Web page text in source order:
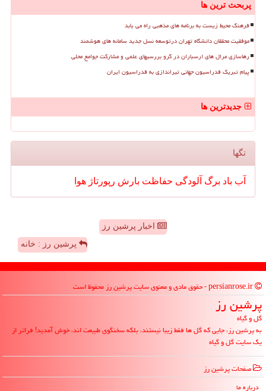
پربحث ترین ها
فرهنگ محیط زیست به برنامه های مذهبی راه می یابد
موفقیت محققان دانشگاه تهران درتوسعه نسل جدید سامانه های هوشمند
رهاسازی مرال های ارسباران در گرو بررسیهای علمی و مشارکت جوامع محلی
پیام تبریک فدراسیون جهانی تیراندازی به فدراسیون ایران
جدیدترین ها
تگها
آب باد برگ آلودگی حفاظت بارش رپورتاژ هوا
اخبار پرشین رز
پرشین رز : خانه
پرشین رز
گل و گیاه
به پرشین رز، جایی که گل ها فقط زیبا نیستند، بلکه سخنگوی طبیعت اند، خوش آمدید! فراتر از
یک سایت گل و گیاه
صفحات پرشین رز
درباره ما